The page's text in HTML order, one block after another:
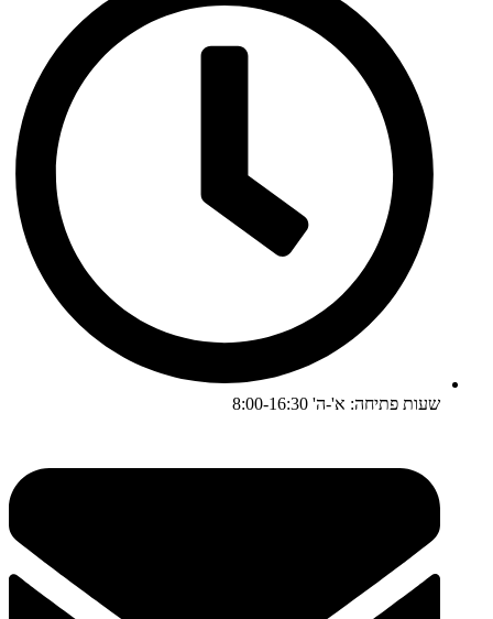
שעות פתיחה: א'-ה' 8:00-16:30